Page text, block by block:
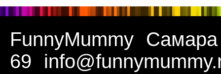
FunnyMummy
Самара
69